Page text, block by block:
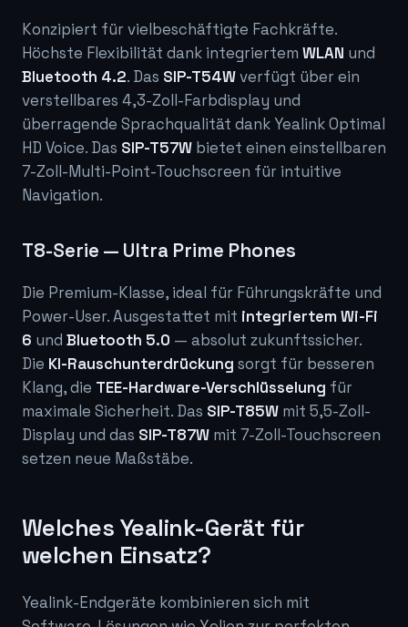
Konzipiert für vielbeschäftigte Fachkräfte.
Höchste Flexibilität dank integriertem WLAN und
Bluetooth 4.2. Das SIP-T54Wverfügt über ein
verstellbares 4,3-Zoll-Farbdisplay und
überragende Sprachqualität dank Yealink Optimal
HD Voice. Das SIP-T57W bietet einen einstellbaren
7-Zoll-Multi-Point-Touchscreen für intuitive
Navigation.
T8-Serie — Ultra Prime Phones
Die Premium-Klasse, ideal für Führungskräfte und
Power-User. Ausgestattet mit integriertem Wi-Fi
6 und Bluetooth 5.0 — absolut zukunftssicher.
Die KI-Rauschunterdrückung sorgt für besseren
Klang, die TEE-Hardware-Verschlüsselung für
maximale Sicherheit. Das SIP-T85W mit 5,5-Zoll-
Display und das SIP-T87W mit 7-Zoll-Touchscreen
setzen neue Maßstäbe.
Welches Yealink-Gerät für
welchen Einsatz?
Yealink-Endgeräte kombinieren sich mit